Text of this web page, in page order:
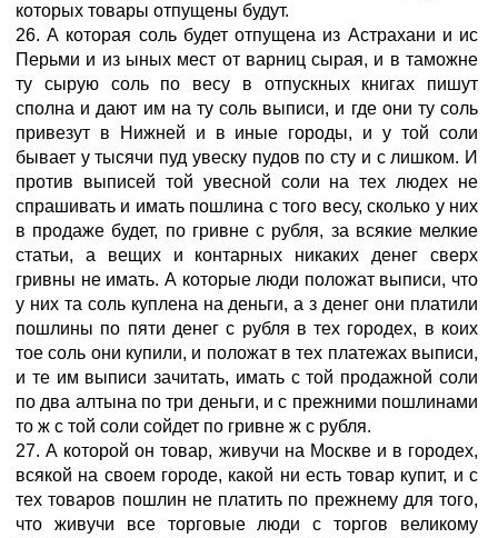
которых товары отпущены будут.
26. А которая соль будет отпущена из Астрахани и ис
Перьми и из ыных мест от варниц сырая, и в таможне
ту сырую соль по весу в отпускных книгах пишут
сполна и дают им на ту соль выписи, и где они ту соль
привезут в Нижней и в иные городы, и у той соли
бывает у тысячи пуд увеску пудов по сту и с лишком. И
против выписей той увесной соли на тех людех не
спрашивать и имать пошлина с того весу, сколько у них
в продаже будет, по гривне с рубля, за всякие мелкие
статьи, а вещих и контарных никаких денег сверх
гривны не имать. А которые люди положат выписи, что
у них та соль куплена на деньги, а з денег они платили
пошлины по пяти денег с рубля в тех городех, в коих
тое соль они купили, и положат в тех платежах выписи,
и те им выписи зачитать, имать с той продажной соли
по два алтына по три деньги, и с прежними пошлинами
то ж с той соли сойдет по гривне ж с рубля.
27. А которой он товар, живучи на Москве и в городех,
всякой на своем городе, какой ни есть товар купит, и с
тех товаров пошлин не платить по прежнему для того,
что живучи все торговые люди с торгов великому